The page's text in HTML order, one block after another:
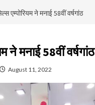
एम्पोरियम ने मनाई 58वीं वर्षगांठ
ने मनाई 58वीं वर्षगांठ
August 11, 2022